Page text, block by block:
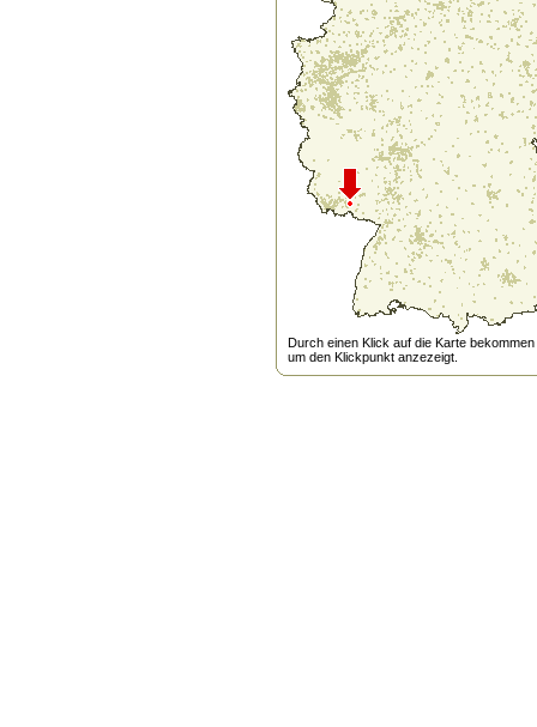
Durch einen Klick auf die Karte
um den Klickpunkt anzezeigt.